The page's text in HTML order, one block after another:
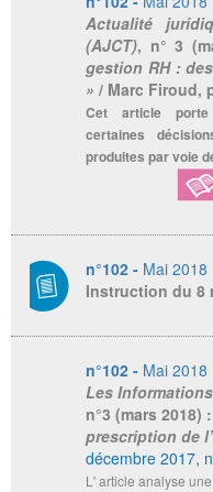
Actualité
(AJCT), n° 3
gestion RH :
» / Marc Firoud,
Cet article
certaines
produites par voie
n°102 - Mai 2018
Instruction du 8
n°102 - Mai 2018
Les
n°3 (mars 2018) :
prescription de
décembre 2017,
L' article analyse